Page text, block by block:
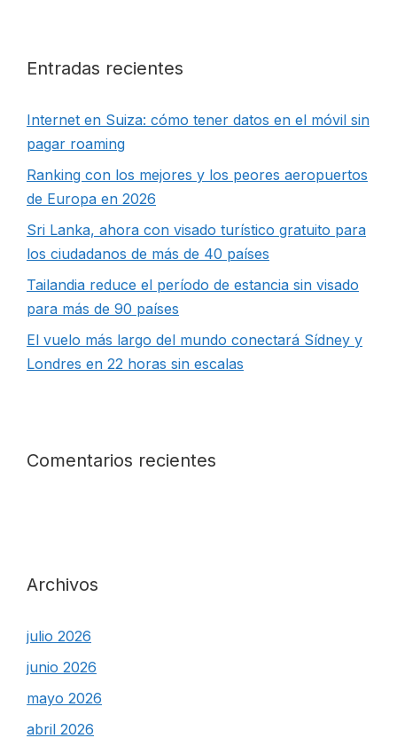
Entradas recientes
Internet en Suiza: cómo tener datos en el móvil sin
pagar roaming
Ranking con los mejores y los peores aeropuertos
de Europa en 2026
Sri Lanka, ahora con visado turístico gratuito para
los ciudadanos de más de 40 países
Tailandia reduce el período de estancia sin visado
para más de 90 países
El vuelo más largo del mundo conectará Sídney y
Londres en 22 horas sin escalas
Comentarios recientes
Archivos
julio 2026
junio 2026
mayo 2026
abril 2026